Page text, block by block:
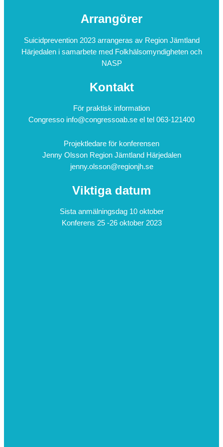
Arrangörer
Suicidprevention 2023 arrangeras av Region Jämtland
Härjedalen i samarbete med Folkhälsomyndigheten och
NASP
Kontakt
För praktisk information
Congresso info@congressoab.se el tel 063-121400
Projektledare för konferensen
Jenny Olsson Region Jämtland Härjedalen
jenny.olsson@regionjh.se
Viktiga datum
Sista anmälningsdag 10 oktober
Konferens 25 -26 oktober 2023